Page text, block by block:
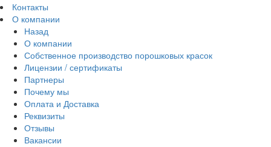
Контакты
О компании
Назад
О компании
Собственное производство порошковых красок
Лицензии / сертификаты
Партнеры
Почему мы
Оплата и Доставка
Реквизиты
Отзывы
Вакансии